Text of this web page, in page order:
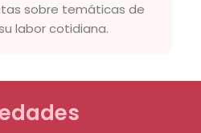
sobre temáticas de
labor cotidiana.